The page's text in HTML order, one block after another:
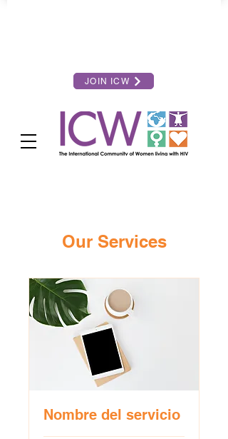
JOIN ICW
Our Services
Nombre del servicio